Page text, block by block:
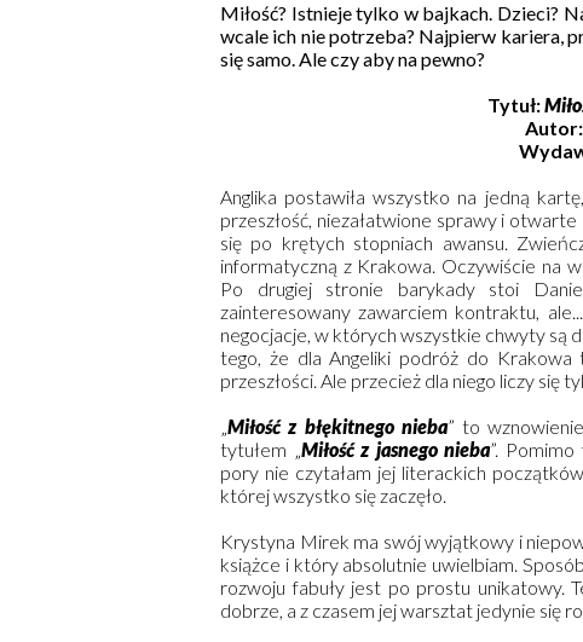
Miłość? Istnieje tylko w bajkach. Dzieci?
wcale ich nie potrzeba? Najpierw kariera,
się samo. Ale czy aby na pewno?
Tytuł:
Autor:
Anglika postawiła wszystko na jedną
przeszłość, niezałatwione sprawy i
się po krętych stopniach awansu.
informatyczną z Krakowa. Oczywiście na
Po drugiej stronie barykady stoi
zainteresowany zawarciem kontraktu,
negocjacje, w których wszystkie chwyty są
tego, że dla Angeliki podróż do Krakowa
przeszłości. Ale przecież dla niego liczy się
„Miłość z błękitnego nieba” to
tytułem „Miłość z jasnego nieba”.
pory nie czytałam jej literackich
której wszystko się zaczęło.
Krystyna Mirek ma swój wyjątkowy i
książce i który absolutnie uwielbiam.
rozwoju fabuły jest po prostu unikatowy.
dobrze, a z czasem jej warsztat jedynie się